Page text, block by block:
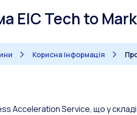
EIC Tech to
Корисна інформація
Acceleration Service, що у